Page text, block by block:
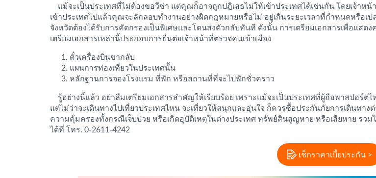
แม้จะเป็นประเทศที่ไม่ต้องขอวีซ่า แต่คุณก็อาจถูกปฏิเสธไม่ให้เข้าประเทศได้เช่นกัน โดยเจ้า
เข้าประเทศไปแล้วคุณจะลักลอบทำงานอย่างผิดกฎหมายหรือไม่ อยู่เกินระยะเวลาที่กำหนดหรือเ
จังหวัดต้องได้รับการคัดกรองเป็นพิเศษและโดนส่งตัวกลับทันที ดังนั้น การเตรียมเอกสารเพื่อแส
เตรียมเอกสารเหล่านี้ประกอบการยื่นต่อเจ้าหน้าที่ตรวจคนเข้าเมือง
ตั๋วเครื่องบินขากลับ
แผนการท่องเที่ยวในประเทศนั้น
หลักฐานการจองโรงแรม ที่พัก หรือสถานที่ที่จะไปพักชั่วคราว
รู้อย่างนี้แล้ว อย่าลืมเตรียมเอกสารสำคัญให้เรียบร้อย เพราะแม้จะเป็นประเทศที่ผู้ถือพาสปอร์ต
แต่ไม่ว่าจะเดินทางไปเที่ยวประเทศไหน จะเที่ยวให้สนุกและอุ่นใจ ก็ควรซื้อประกันภัยการเดินทาง
ความคุ้มครองทั้งกรณีเจ็บป่วย หรือเกิดอุบัติเหตุในต่างประเทศ ทรัพย์สินสูญหาย หรือเสียหาย ร
ได้ที่ โทร. 0-2611-4242
เช็กราคาเบี้ยประกัน >